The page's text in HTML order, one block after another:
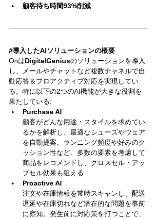
顧客待ち時間93%削減
#導入したAIソリューションの概要
OnはDigitalGeniusのソリューションを導入
し、メールやチャットなど複数チャネルで自
動応答＆プロアクティブ対応を実現してい
る。特に以下の2つのAI機能が大きな役割を
果たしている:
Purchase AI
顧客がどんな用途・スタイルを求めてい
るかを解析し、最適なシューズやウェア
を自動提案。ランニング頻度や好みのク
ッション性など、多数の要素を考慮して
商品をレコメンドし、クロスセル・アッ
プセル効果も狙える
Proactive AI
注文や在庫情報を常時スキャンし、配送
遅延や在庫切れなど潜在的な問題を事前
に察知。発生前に対応策を打つことで、